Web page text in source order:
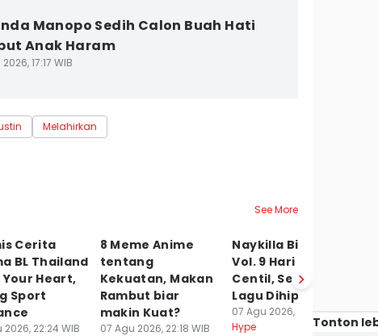
Manopo Sedih Calon Buah Hati
Anak Haram
17:17 WIB
Melahirkan
See More
Cerita
BL Thailand
Your Heart,
Sport
2026, 22:24 WIB
8 Meme Anime
tentang
Kekuatan, Makan
Rambut biar
makin Kuat?
07 Agu 2026, 22:18 WIB
Naykilla Bikin TSP
Vol. 9 Hari Pertama
Centil, Semua
Lagu Dihipdutin
07 Agu 2026, 22:07 WIB
Hype
07
Tonton